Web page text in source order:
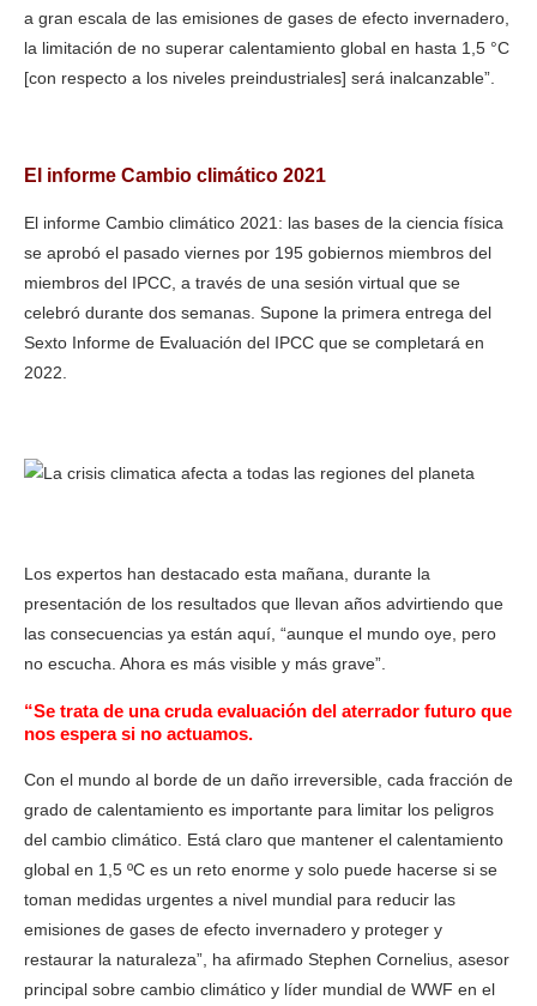
a gran escala de las emisiones de gases de efecto invernadero,
la limitación de no superar calentamiento global en hasta 1,5 °C
[con respecto a los niveles preindustriales] será inalcanzable”.
El informe Cambio climático 2021
El informe Cambio climático 2021: las bases de la ciencia física
se aprobó el pasado viernes por 195 gobiernos miembros del
miembros del IPCC, a través de una sesión virtual que se
celebró durante dos semanas. Supone la primera entrega del
Sexto Informe de Evaluación del IPCC que se completará en
2022.
Los expertos han destacado esta mañana, durante la
presentación de los resultados que llevan años advirtiendo que
las consecuencias ya están aquí, “aunque el mundo oye, pero
no escucha. Ahora es más visible y más grave”.
“Se trata de una cruda evaluación del aterrador futuro que
nos espera si no actuamos.
Con el mundo al borde de un daño irreversible, cada fracción de
grado de calentamiento es importante para limitar los peligros
del cambio climático. Está claro que mantener el calentamiento
global en 1,5 ºC es un reto enorme y solo puede hacerse si se
toman medidas urgentes a nivel mundial para reducir las
emisiones de gases de efecto invernadero y proteger y
restaurar la naturaleza”, ha afirmado Stephen Cornelius, asesor
principal sobre cambio climático y líder mundial de WWF en el